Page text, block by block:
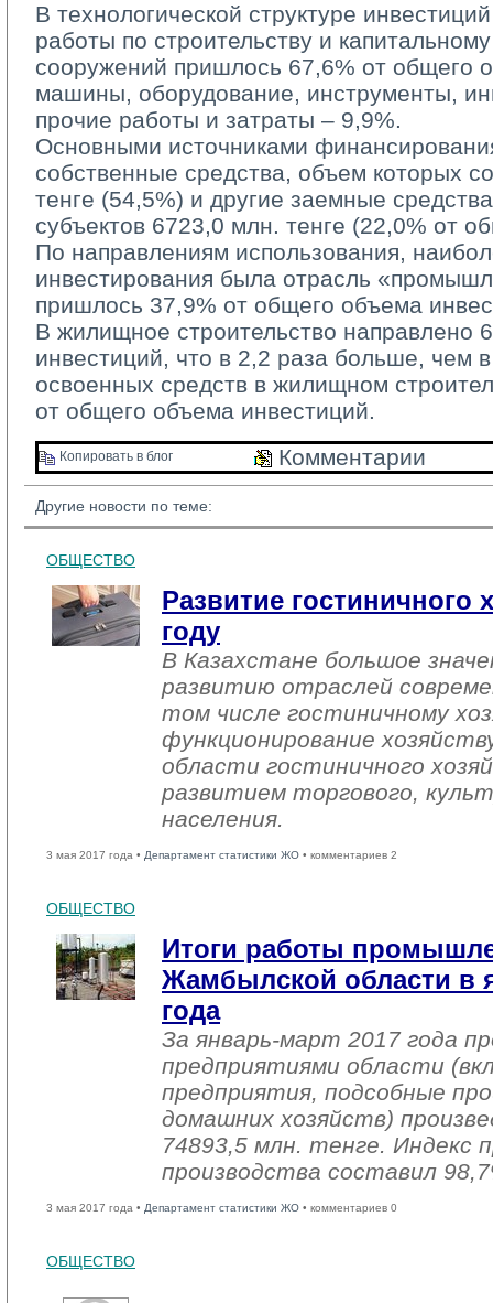
В технологической структуре
работы по строительству и
сооружений пришлось 67,6% от общего
машины, оборудование, инструменты,
прочие работы и затраты – 9,9%.
Основными источниками
собственные средства, объем которых
тенге (54,5%) и другие заемные
субъектов 6723,0 млн. тенге (22,0% от
По направлениям использования,
инвестирования была отрасль
пришлось 37,9% от общего объема
В жилищное строительство направлено
инвестиций, что в 2,2 раза больше, чем
освоенных средств в жилищном
от общего объема инвестиций.
Копировать в блог Комментарии
Другие новости по теме:
ОБЩЕСТВО
Развитие гостиничного
году
В Казахстане большое
развитию отраслей
том числе гостиничному
функционирование
области гостиничного
развитием торгового,
населения.
3 мая 2017 года • Департамент статистики ЖО • комментариев 2
ОБЩЕСТВО
Итоги работы
Жамбылской области в
года
За январь-март 2017 года
предприятиями области
предприятия, подсобные
домашних хозяйств)
74893,5 млн. тенге. Индекс
производства составил
3 мая 2017 года • Департамент статистики ЖО • комментариев 0
ОБЩЕСТВО